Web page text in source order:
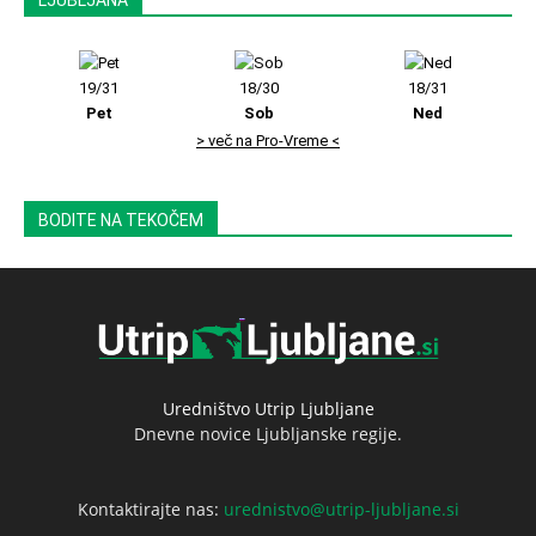
19/31
Pet
18/30
Sob
18/31
Ned
> več na Pro-Vreme <
BODITE NA TEKOČEM
Uredništvo Utrip Ljubljane
Dnevne novice Ljubljanske regije.
Kontaktirajte nas: urednistvo@utrip-ljubljane.si